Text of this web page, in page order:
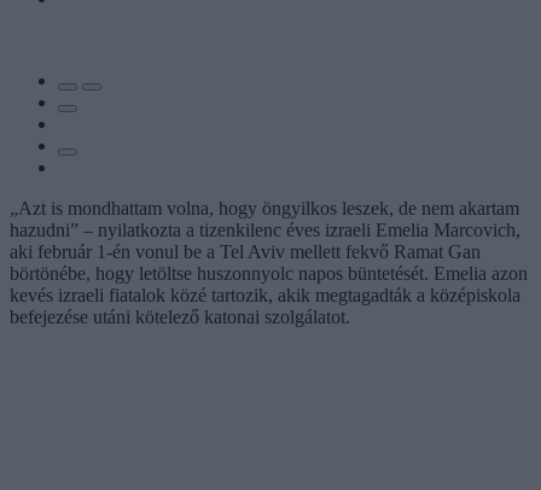
„Azt is mondhattam volna, hogy öngyilkos leszek, de nem akartam
hazudni” – nyilatkozta a tizenkilenc éves izraeli Emelia Marcovich,
aki február 1-én vonul be a Tel Aviv mellett fekvő Ramat Gan
börtönébe, hogy letöltse huszonnyolc napos büntetését. Emelia azon
kevés izraeli fiatalok közé tartozik, akik megtagadták a középiskola
befejezése utáni kötelező katonai szolgálatot.